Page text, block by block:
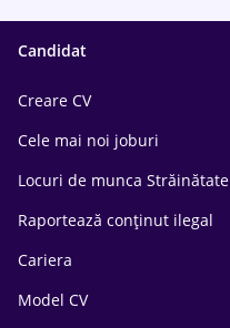
Candidat
Creare CV
Cele mai noi joburi
Locuri de munca Străinătate
Raportează conținut ilegal
Cariera
Model CV